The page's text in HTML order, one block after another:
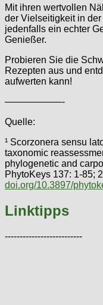
Mit ihren wertvollen
der Vielseitigkeit in
jedenfalls ein echter
Genießer.
Probieren Sie die
Rezepten aus und
aufwerten kann!
——————-
Quelle:
¹ Scorzonera sensu
taxonomic
phylogenetic and
PhytoKeys 137: 1-85;
doi.org/10.3897/
Linktipps
--------------------------